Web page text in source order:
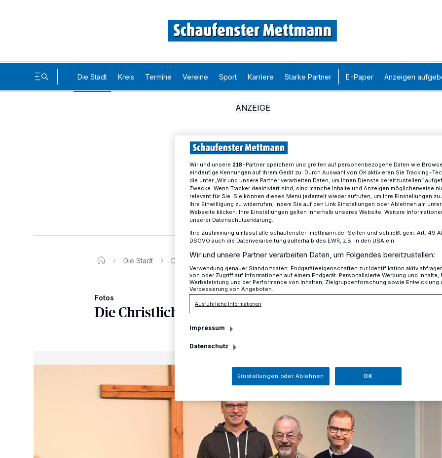
Die Stadt Kreis Termine Vereine Sport Karriere Starke Partner E-Paper Anzeigen
Die Stadt Die Christlich-Freikirchliche Gemeinde Mettmann
Fotos
Die Christlich-Freikirchliche Gemeinde Mettmann
Wir und unsere 218-Partner speichern und greifen auf personenbezogene Daten wie
eindeutige Kennungen auf Ihrem Gerät zu. Durch Auswahl von OK aktivieren Sie Tracking-
die unter „Wir und unsere Partner verarbeiten Daten, um Ihnen Dienste bereitzustellen“
Zwecke. Wenn Tracker deaktiviert sind, sind manche Inhalte und Anzeigen möglicherweise
relevant für Sie. Sie können dieses Menü jederzeit wieder aufrufen, um Ihre Einstellungen zu
Ihre Einwilligung zu widerrufen, indem Sie auf den Link Einstellungen oder Ablehnen am
Webseite klicken. Ihre Einstellungen gelten innerhalb unseres Website. Weitere
unserer Datenschutzerklärung.
Ihre Zustimmung umfasst alle schaufenster-mettmann.de-Seiten und schließt gem. Art. 49
DSGVO auch die Datenverarbeitung außerhalb des EWR, z.B. in den USA ein.
Wir und unsere Partner verarbeiten Daten, um Folgendes bereitzustellen:
Verwendung genauer Standortdaten. Endgeräteeigenschaften zur Identifikation aktiv
von oder Zugriff auf Informationen auf einem Endgerät. Personalisierte Werbung und Inhalte,
Werbeleistung und der Performance von Inhalten, Zielgruppenforschung sowie Entwicklung
Verbesserung von Angeboten.
Ausführliche Informationen
Impressum
Datenschutz
Einstellungen oder Ablehnen OK